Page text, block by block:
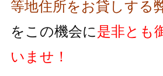
等地住所をお貸しする
をこの機会に是非とも
いませ！